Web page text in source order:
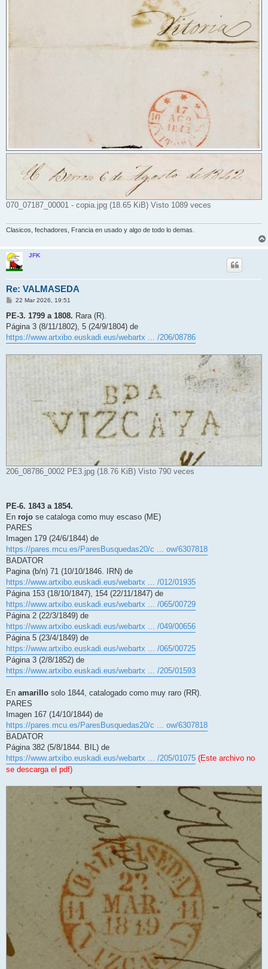
070_07187_00001 - copia.jpg (18.65 KiB) Visto 1089 veces
Clasicos, fechadores, Francia en usado y algo de todo lo demas.
JFK
Re: VALMASEDA
M
n
a
j
e
22 Mar 2026, 19:51
PE-3. 1799 a 1808. Rara (R).
Página 3 (8/11/1802), 5 (24/9/1804) de
https://www.artxibo.euskadi.eus/webartx ... /206/08786
206_08786_0002 PE3.jpg (18.76 KiB) Visto 790 veces
PE-6. 1843 a 1854.
En rojo se cataloga como muy escaso (ME)
PARES
Imagen 179 (24/6/1844) de
https://pares.mcu.es/ParesBusquedas20/c ... ow/6307818
BADATOR
Pagina (b/n) 71 (10/10/1846. IRN) de
https://www.artxibo.euskadi.eus/webartx ... /012/01935
Página 153 (18/10/1847), 154 (22/11/1847) de
https://www.artxibo.euskadi.eus/webartx ... /065/00729
Página 2 (22/3/1849) de
https://www.artxibo.euskadi.eus/webartx ... /049/00656
Página 5 (23/4/1849) de
https://www.artxibo.euskadi.eus/webartx ... /065/00725
Página 3 (2/8/1852) de
https://www.artxibo.euskadi.eus/webartx ... /205/01593
En amarillo solo 1844, catalogado como muy raro (RR).
PARES
Imagen 167 (14/10/1844) de
https://pares.mcu.es/ParesBusquedas20/c ... ow/6307818
BADATOR
Página 382 (5/8/1844. BIL) de
https://www.artxibo.euskadi.eus/webartx ... /205/01075 (Este archivo no
se descarga el pdf)